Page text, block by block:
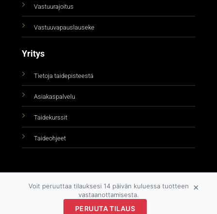
Vastuurajoitus
Vastuuvapauslauseke
Yritys
Tietoja taidepisteestä
Asiakaspalvelu
Taidekurssit
Taideohjeet
Copyright 2026 ©taidepiste.fi
Voit peruuttaa tilauksesi 14 päivän kuluessa tuotteen
vastaanottamisesta.
PERUUTA TILAUS
×